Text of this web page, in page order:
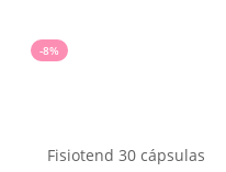
-8%
Fisiotend 30 cápsulas